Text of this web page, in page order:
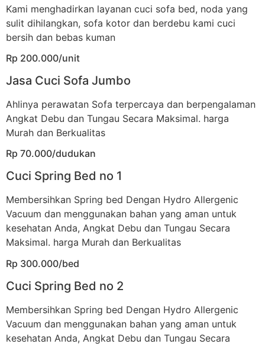
Kami menghadirkan layanan cuci sofa bed, noda yang
sulit dihilangkan, sofa kotor dan berdebu kami cuci
bersih dan bebas kuman
Rp 200.000/unit
Jasa Cuci Sofa Jumbo
Ahlinya perawatan Sofa terpercaya dan berpengalaman
Angkat Debu dan Tungau Secara Maksimal. harga
Murah dan Berkualitas
Rp 70.000/dudukan
Cuci Spring Bed no 1
Membersihkan Spring bed Dengan Hydro Allergenic
Vacuum dan menggunakan bahan yang aman untuk
kesehatan Anda, Angkat Debu dan Tungau Secara
Maksimal. harga Murah dan Berkualitas
Rp 300.000/bed
Cuci Spring Bed no 2
Membersihkan Spring bed Dengan Hydro Allergenic
Vacuum dan menggunakan bahan yang aman untuk
kesehatan Anda, Angkat Debu dan Tungau Secara